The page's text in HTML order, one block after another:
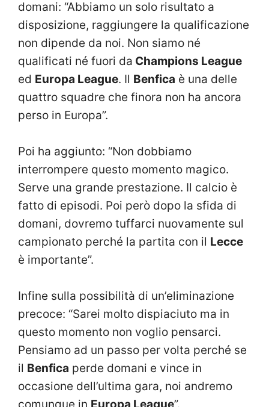
domani: “Abbiamo un solo risultato a
disposizione, raggiungere la qualificazione
non dipende da noi. Non siamo né
qualificati né fuori da Champions League
ed Europa League. Il Benfica è una delle
quattro squadre che finora non ha ancora
perso in Europa”.
Poi ha aggiunto: “Non dobbiamo
interrompere questo momento magico.
Serve una grande prestazione. Il calcio è
fatto di episodi. Poi però dopo la sfida di
domani, dovremo tuffarci nuovamente sul
campionato perché la partita con il Lecce
è importante”.
Infine sulla possibilità di un’eliminazione
precoce: “Sarei molto dispiaciuto ma in
questo momento non voglio pensarci.
Pensiamo ad un passo per volta perché se
il Benfica perde domani e vince in
occasione dell’ultima gara, noi andremo
comunque in Europa League”.